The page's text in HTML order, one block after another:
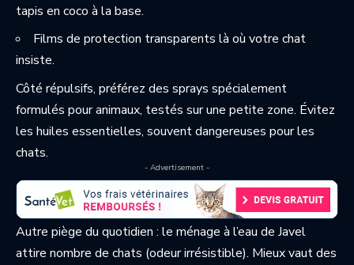
tapis en coco à la base.
Films de protection transparents là où votre chat
insiste.
Côté répulsifs, préférez des sprays spécialement
formulés pour animaux, testés sur une petite zone. Évitez
les huiles essentielles, souvent dangereuses pour les
chats.
- Advertisement -
Autre piège du quotidien : le ménage à l’eau de Javel
attire nombre de chats (odeur irrésistible). Mieux vaut des